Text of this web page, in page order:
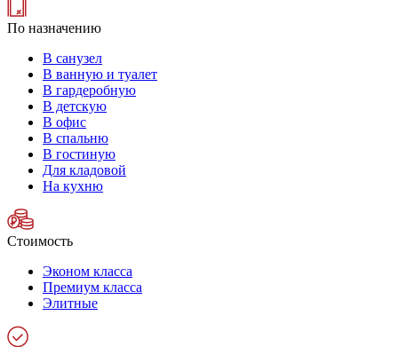
По назначению
В санузел
В ванную и туалет
В гардеробную
В детскую
В офис
В спальню
В гостиную
Для кладовой
На кухню
Стоимость
Эконом класса
Премиум класса
Элитные